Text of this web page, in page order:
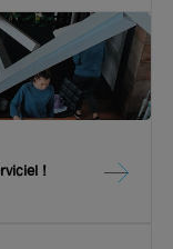
- Dardilly
l’adoption
infrastructures à
!